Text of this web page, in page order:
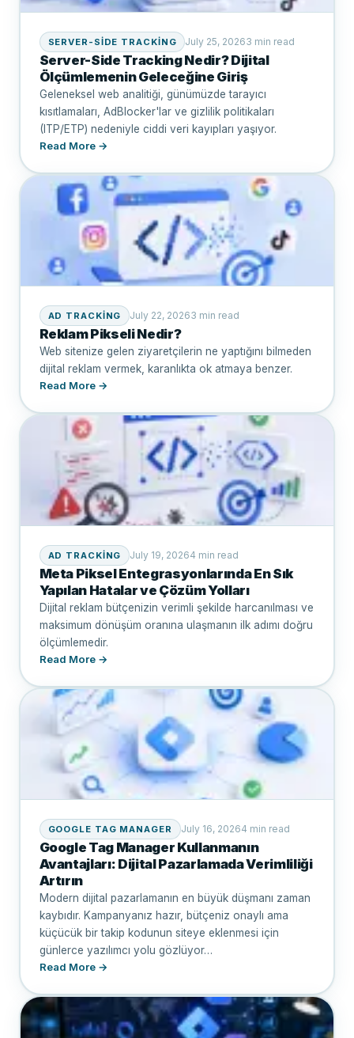
SERVER-SIDE TRACKING July 25, 20263 min read
Server-Side Tracking Nedir? Dijital
Ölçümlemenin Geleceğine Giriş
Geleneksel web analitiği, günümüzde tarayıcı
kısıtlamaları, AdBlocker'lar ve gizlilik politikaları
(ITP/ETP) nedeniyle ciddi veri kayıpları yaşıyor.
Read More →
AD TRACKING July 22, 20263 min read
Reklam Pikseli Nedir?
Web sitenize gelen ziyaretçilerin ne yaptığını bilmeden
dijital reklam vermek, karanlıkta ok atmaya benzer.
Read More →
AD TRACKING July 19, 20264 min read
Meta Piksel Entegrasyonlarında En Sık
Yapılan Hatalar ve Çözüm Yolları
Dijital reklam bütçenizin verimli şekilde harcanılması ve
maksimum dönüşüm oranına ulaşmanın ilk adımı doğru
ölçümlemedir.
Read More →
GOOGLE TAG MANAGER July 16, 20264 min read
Google Tag Manager Kullanmanın
Avantajları: Dijital Pazarlamada Verimliliği
Artırın
Modern dijital pazarlamanın en büyük düşmanı zaman
kaybıdır. Kampanyanız hazır, bütçeniz onaylı ama
küçücük bir takip kodunun siteye eklenmesi için
günlerce yazılımcı yolu gözlüyor…
Read More →